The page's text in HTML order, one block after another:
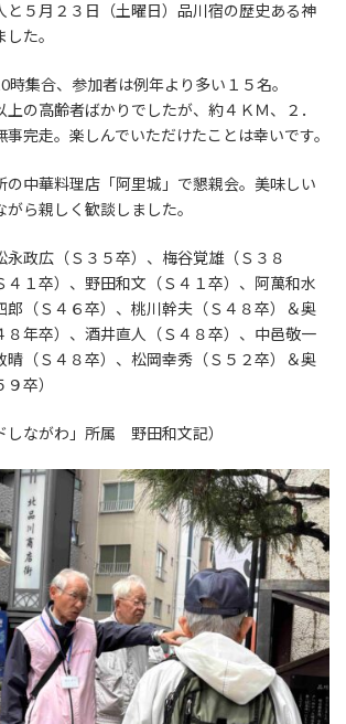
と５月２３日（土曜日）品川宿の歴史ある神
た。
時集合、参加者は例年より多い１５名。
の高齢者ばかりでしたが、約４ＫＭ、２．
事完走。楽しんでいただけたことは幸いです。
の中華料理店「阿里城」で懇親会。美味しい
ら親しく歓談しました。
政広（Ｓ３５卒）、梅谷覚雄（Ｓ３８
４１卒）、野田和文（Ｓ４１卒）、阿萬和水
郎（Ｓ４６卒）、桃川幹夫（Ｓ４８卒）＆奥
８年卒）、酒井直人（Ｓ４８卒）、中邑敬一
晴（Ｓ４８卒）、松岡幸秀（Ｓ５２卒）＆奥
卒）
しながわ」所属 野田和文記）